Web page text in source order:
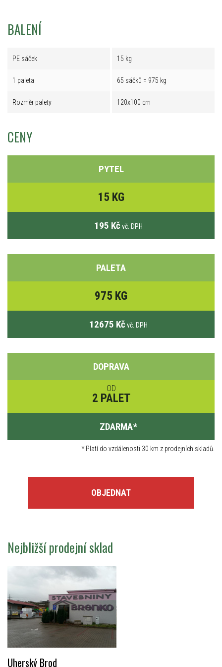
BALENÍ
PE sáček 15 kg
1 paleta 65 sáčků = 975 kg
Rozměr palety 120x100 cm
CENY
PYTEL
15 KG
195 Kč vč. DPH
PALETA
975 KG
12675 Kč vč. DPH
DOPRAVA
OD
2 PALET
ZDARMA*
*Platí do vzdálenosti 30 km z prodejních skladů.
OBJEDNAT
Nejbližší prodejní sklad
Uherský Brod